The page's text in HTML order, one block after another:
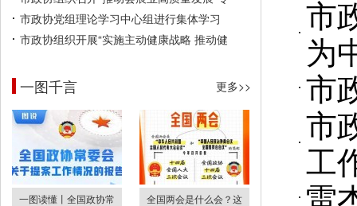
市政协党组理论学习中心组进行集体学习
市政协组织开展“实施主动健康战略 推动健
一图千言 更多>>
一图读懂丨全国政协常 全国两会是什么会？这
市
为
市
市
工
雷